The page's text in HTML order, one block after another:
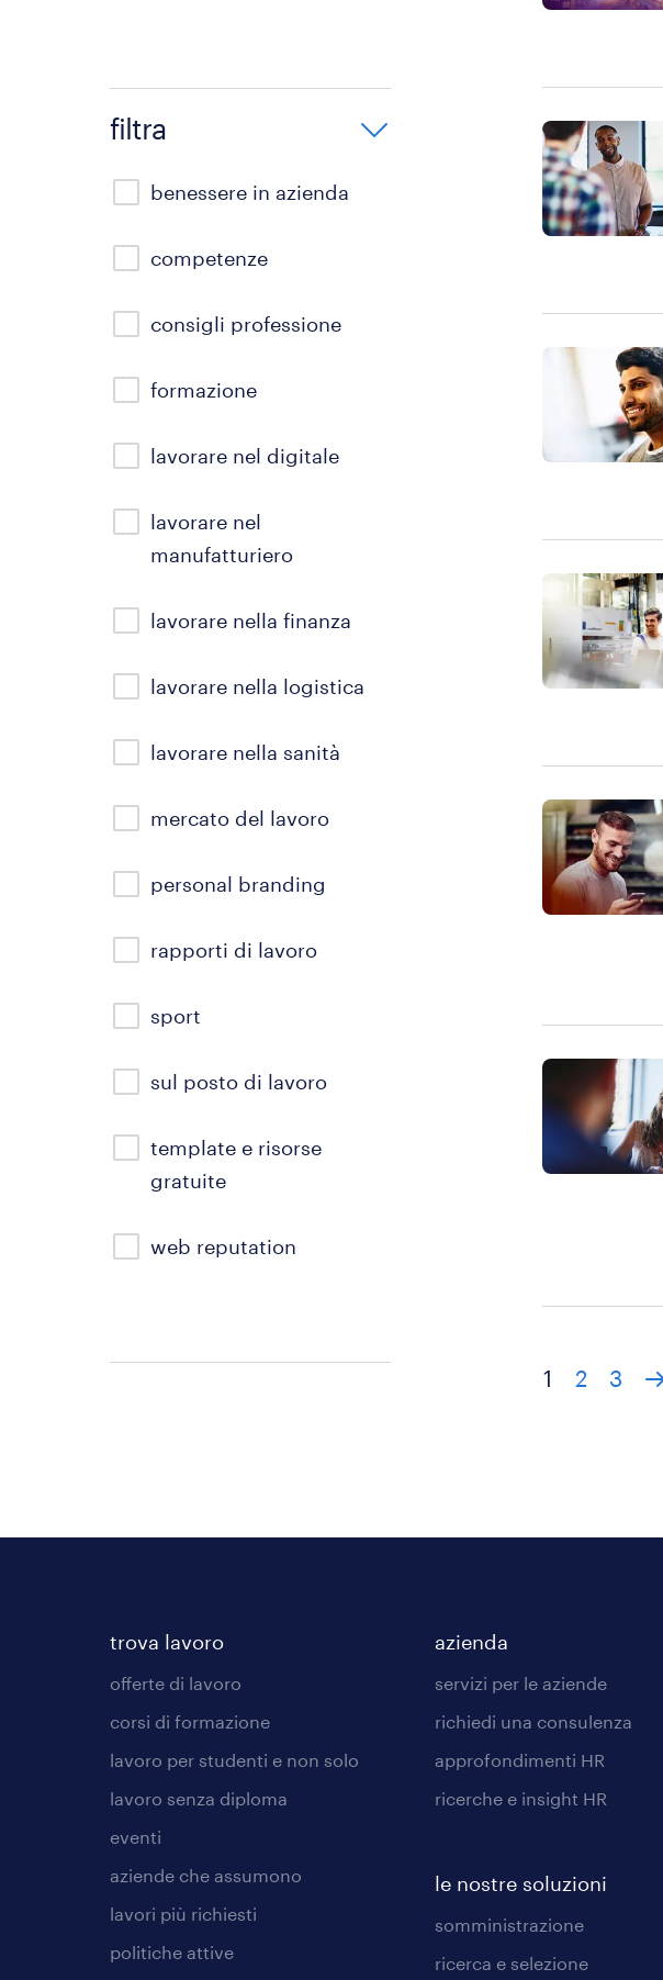
filtra
benessere in azienda
competenze
consigli professione
formazione
lavorare nel digitale
lavorare nel
manufatturiero
lavorare nella finanza
lavorare nella logistica
lavorare nella sanità
mercato del lavoro
personal branding
rapporti di lavoro
sport
sul posto di lavoro
template e risorse
gratuite
web reputation
1 2 3
trova lavoro
offerte di lavoro
corsi di formazione
lavoro per studenti e non solo
lavoro senza diploma
eventi
aziende che assumono
lavori più richiesti
politiche attive
azienda
servizi per le aziende
richiedi una consulenza
approfondimenti HR
ricerche e insight HR
le nostre soluzioni
somministrazione
ricerca e selezione